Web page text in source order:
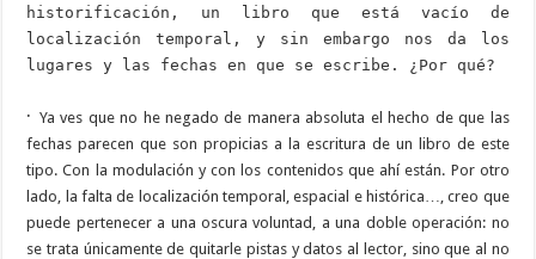
historificación, un libro que está vacío de
localización temporal, y sin embargo nos da los
lugares y las fechas en que se escribe. ¿Por qué?
· Ya ves que no he negado de manera absoluta el hecho de que las
fechas parecen que son propicias a la escritura de un libro de este
tipo. Con la modulación y con los contenidos que ahí están. Por otro
lado, la falta de localización temporal, espacial e histórica…, creo que
puede pertenecer a una oscura voluntad, a una doble operación: no
se trata únicamente de quitarle pistas y datos al lector, sino que al no